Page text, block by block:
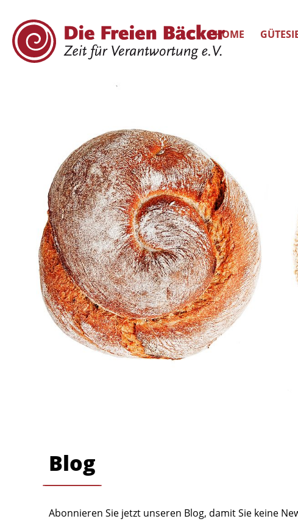
HOME
Blog
Abonnieren Sie jetzt unseren Blog, damit Sie keine